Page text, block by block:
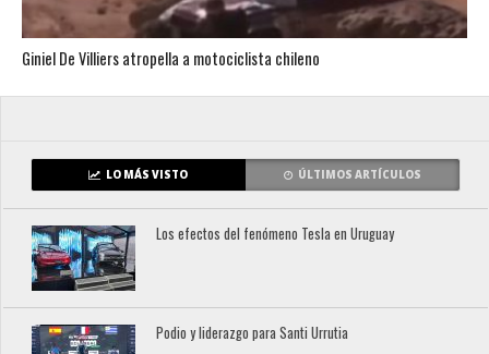
Giniel De Villiers atropella a motociclista chileno
LO MÁS VISTO ÚLTIMOS ARTÍCULOS
Los efectos del fenómeno Tesla en Uruguay
Podio y liderazgo para Santi Urrutia